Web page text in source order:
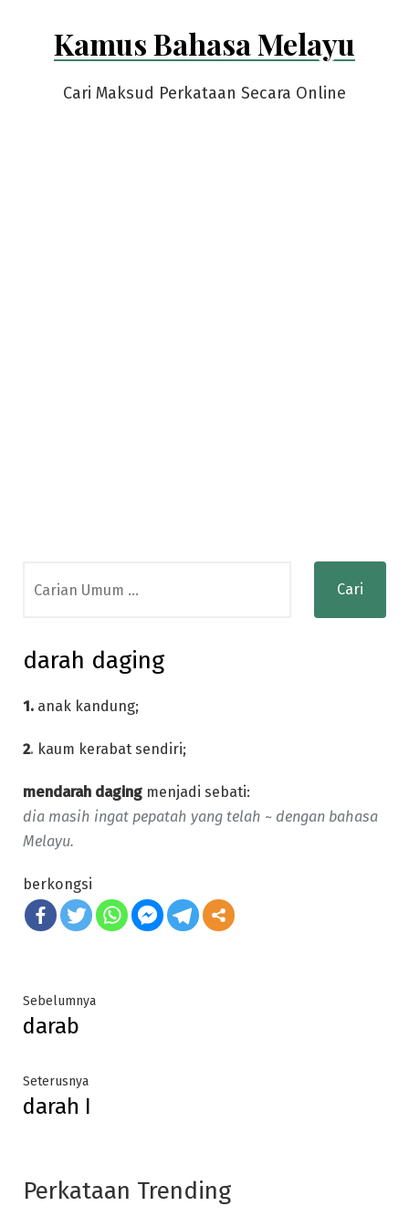
Kamus Bahasa Melayu
Cari Maksud Perkataan Secara Online
for:
darah daging
1. anak kandung;
2. kaum kerabat sendiri;
mendarah daging menjadi sebati:
dia masih ingat pepatah yang telah ~ dengan bahasa
Melayu.
berkongsi
Post
navigation
SebelumnyaPrevious
darab
SeterusnyaNext
post:
darah I
Perkataan Trending